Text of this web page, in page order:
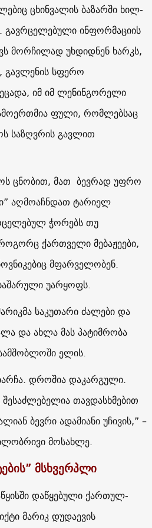
ცხინვალის ბაზარში ხილ-
გავრცელებული ინფორმაციის
მორჩილად უხდიდნენ ხარკს,
გავლენის სფერო
იმ იმ ლენინგორელი
ფული, რომლებსაც
საზღვრის გავლით
ცნობით, მათ ბევრად უფრო
აღმოაჩნდათ ტარიელ
ჭორებს თუ
ქართველი მებაჟეები,
მფარველობენ.
უარყოფს.
საკუთარი ძალები და
და ახლა მას პატიმრობა
ელის.
დროშია დაკარგული.
თავდასხმებით
ბევრი ადამიანი უჩივის,” –
მოსახლე.
მსხვერპლი
დაწყებული ქართულ-
მარიკ დუდაევის